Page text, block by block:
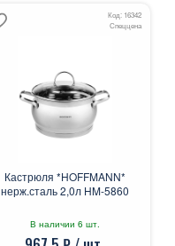
Код: 16342
Спеццена
Кастрюля *HOFFMANN*
нерж.сталь 2,0л HM-5860
В наличии 6 шт.